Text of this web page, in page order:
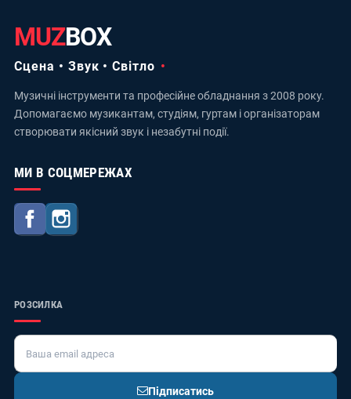
MUZBOX
Сцена • Звук • Світло
Музичні інструменти та професійне обладнання з 2008 року.
Допомагаємо музикантам, студіям, гуртам і організаторам
створювати якісний звук і незабутні події.
МИ В СОЦМЕРЕЖАХ
Facebook
РОЗСИЛКА
Підписатись